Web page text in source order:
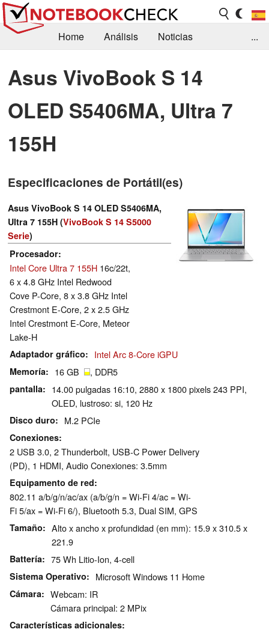
Home Análisis
Noticias
Orientación para la Compra
Busca
Contacto
...
Asus VivoBook S 14
OLED S5406MA, Ultra 7
155H
Especificaciones de Portátil(es)
Asus VivoBook S 14 OLED S5406MA,
Ultra 7 155H (VivoBook S 14 S5000
Serie)
Procesador
Intel Core Ultra 7 155H 16c/22t,
6 x 4.8 GHz Intel Redwood
Cove P-Core, 8 x 3.8 GHz Intel
Crestmont E-Core, 2 x 2.5 GHz
Intel Crestmont E-Core, Meteor
Lake-H
Adaptador gráfico Intel Arc 8-Core iGPU
Memoría 16 GB , DDR5
pantalla
14.00 pulgadas 16:10, 2880 x 1800 pixels 243 PPI,
OLED, lustroso: si, 120 Hz
Disco duro M.2 PCIe
Conexiones
2 USB 3.0, 2 Thunderbolt, USB-C Power Delivery
(PD), 1 HDMI, Audio Conexiones: 3.5mm
Equipamento de red
802.11 a/b/g/n/ac/ax (a/b/g/n = Wi-Fi 4/ac = Wi-
Fi 5/ax = Wi-Fi 6/), Bluetooth 5.3, Dual SIM, GPS
Tamaño
Alto x ancho x profundidad (en mm): 15.9 x 310.5 x
221.9
Battería 75 Wh Litio-Ion, 4-cell
Sistema Operativo Microsoft Windows 11 Home
Cámara
Webcam: IR
Cámara principal: 2 MPix
Características adicionales